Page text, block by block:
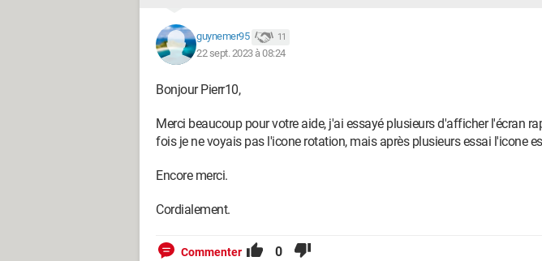
guynemer95 11
22 sept. 2023 à 08:24
Bonjour Pierr10,
Merci beaucoup pour votre aide, j'ai essayé plusieurs d'afficher l'écran
fois je ne voyais pas l'icone rotation, mais après plusieurs essai l'icone
Encore merci.
Cordialement.
Commenter 0